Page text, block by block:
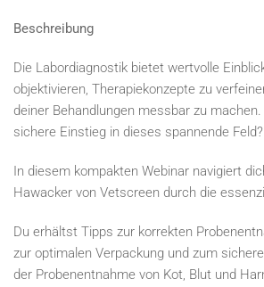
Beschreibung
Die Labordiagnostik bietet wertvolle
objektivieren, Therapiekonzepte zu
deiner Behandlungen messbar zu
sichere Einstieg in dieses spannende Feld?
In diesem kompakten Webinar navigiert
Hawacker von Vetscreen durch die
Du erhältst Tipps zur korrekten
zur optimalen Verpackung und zum
der Probenentnahme von Kot, Blut und